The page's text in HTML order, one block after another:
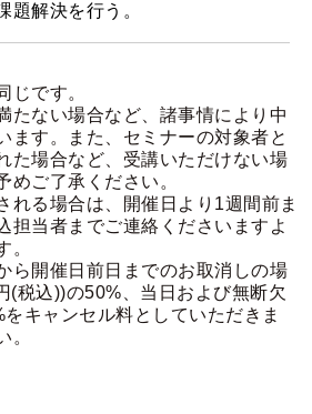
題解決を行う。
です。
たない場合など、諸事情により中
ます。また、セミナーの対象者と
た場合など、受講いただけない場
めご了承ください。
れる場合は、開催日より1週間前ま
担当者までご連絡くださいますよ
。
ら開催日前日までのお取消しの場
(税込))の50%、当日および無断欠
キャンセル料としていただきま
。